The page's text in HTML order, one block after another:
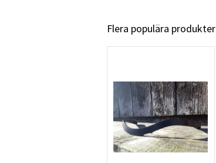
Flera populära produkter